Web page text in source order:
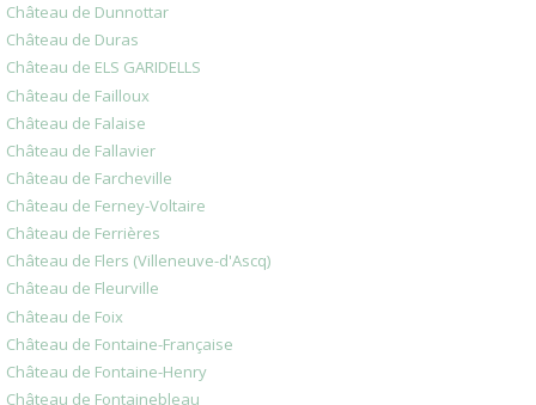
Château de Dunnottar
Château de Duras
Château de ELS GARIDELLS
Château de Failloux
Château de Falaise
Château de Fallavier
Château de Farcheville
Château de Ferney-Voltaire
Château de Ferrières
Château de Flers (Villeneuve-d'Ascq)
Château de Fleurville
Château de Foix
Château de Fontaine-Française
Château de Fontaine-Henry
Château de Fontainebleau